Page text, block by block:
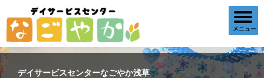
デイサービスセンターなごやか浅草